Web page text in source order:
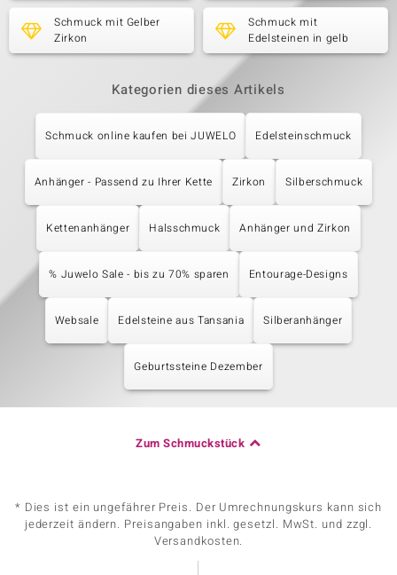
Schmuck mit Gelber
Zirkon
Schmuck mit
Edelsteinen in gelb
Kategorien dieses Artikels
Schmuck online kaufen bei JUWELO Edelsteinschmuck
Anhänger - Passend zu Ihrer Kette Zirkon Silberschmuck
Kettenanhänger Halsschmuck Anhänger und Zirkon
% Juwelo Sale - bis zu 70% sparen Entourage-Designs
Websale Edelsteine aus Tansania Silberanhänger
Geburtssteine Dezember
Zum Schmuckstück
* Dies ist ein ungefährer Preis. Der Umrechnungskurs kann sich
jederzeit ändern. Preisangaben inkl. gesetzl. MwSt. und zzgl.
Versandkosten.